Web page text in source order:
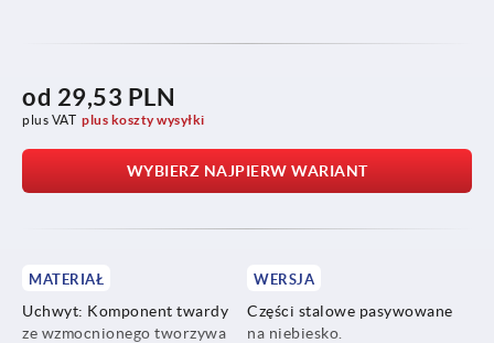
od 29,53 PLN
plus VAT plus koszty wysyłki
WYBIERZ NAJPIERW WARIANT
MATERIAŁ
Uchwyt: Komponent twardy
ze wzmocnionego tworzywa
WERSJA
Części stalowe pasywowane
na niebiesko.